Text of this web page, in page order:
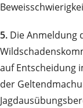
5. Die Anmeldung
auf Entscheidung
der